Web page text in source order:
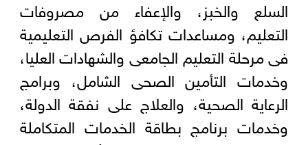
السلع والخبز، والإعفاء من مصروفات
التعليم، ومساعدات تكافؤ الفرص التعليمية
فى مرحلة التعليم الجامعى والشهادات العليا،
وخدمات التأمين الصحى الشامل، وبرامج
الرعاية الصحية، والعلاج على نفقة الدولة،
وخدمات برنامج بطاقة الخدمات المتكاملة